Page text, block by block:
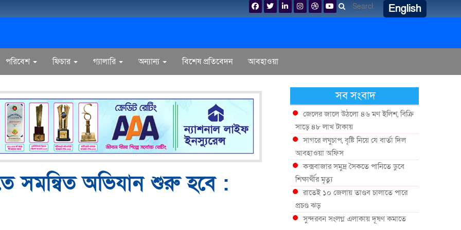
English
পরিবেশ ফিচার গ্যালারি অন্যান্য বিশেষ প্রতিবেদন আবহাওয়া
সমন্বিত অভিযান শুরু হবে :
সব সংবাদ
জেলের জালে উঠলো ৪৬ মণ ইলিশ, বিক্রি
সাড়ে ৪৮ লাখ টাকায়
সাগরে লঘুচাপ, বৃষ্টি নিয়ে যে বার্তা দিল
আবহাওয়া অফিস
কক্সবাজার সমুদ্র সৈকতে পানিতে ডুবে
শিক্ষার্থীর মৃত্যু
রাতেই ১০ জেলায় তাণ্ডব চালাতে পারে
প্রচণ্ড ঝড়
সুন্দরবন সংলগ্ন এলাকায় দূষণ কমাতে